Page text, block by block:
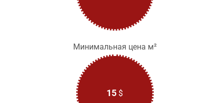
Минимальная цена м²
15 $